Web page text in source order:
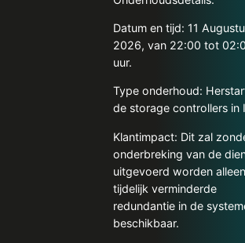
Datum en tijd: 11
2026, van 22:00 tot
uur.
Type onderhoud:
de storage controllers in
Klantimpact: Dit zal
onderbreking van de
uitgevoerd worden
tijdelijk verminderde
redundantie in de
beschikbaar.